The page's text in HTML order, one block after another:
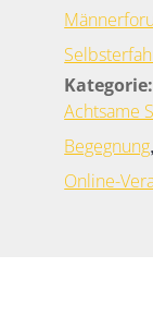
Kategorie:
Achtsame
Begegnung,
Online-